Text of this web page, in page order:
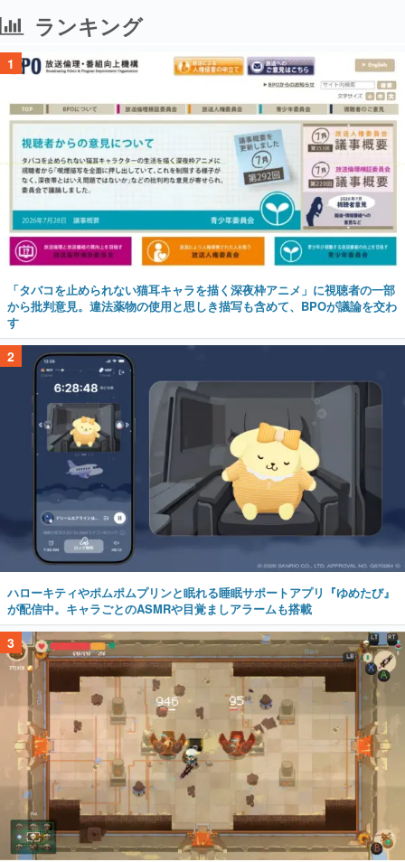
ランキング
1
「タバコを止められない猫耳キャラを描く深夜枠アニメ」に視聴者の一部
から批判意見。違法薬物の使用と思しき描写も含めて、BPOが議論を交わ
す
2
ハローキティやポムポムプリンと眠れる睡眠サポートアプリ『ゆめたび』
が配信中。キャラごとのASMRや目覚ましアラームも搭載
3